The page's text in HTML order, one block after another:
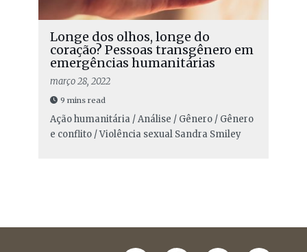
Longe dos olhos, longe do
coração? Pessoas transgênero em
emergências humanitárias
março 28, 2022
9 mins read
Ação humanitária / Análise / Gênero / Gênero
e conflito / Violência sexual Sandra Smiley